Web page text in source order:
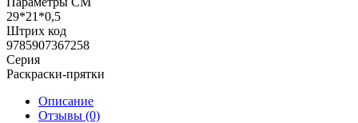
29*21*0,5
Штрих код
9785907367258
Серия
Раскраски-прятки
Описание
Отзывы (0)